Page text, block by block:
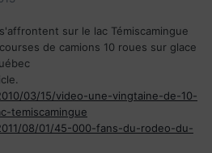
sur le lac Témiscamingue
de camions 10 roues sur glace
03/15/video-une-vingtaine-de-10-
temiscamingue
08/01/45-000-fans-du-rodeo-du-